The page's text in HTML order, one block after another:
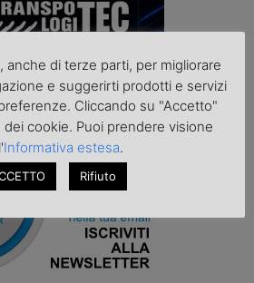
anche di terze parti, per migliorare
e suggerirti prodotti e servizi
Cliccando su "Accetto"
cookie. Puoi prendere visione
Informativa estesa.
Rifiuto